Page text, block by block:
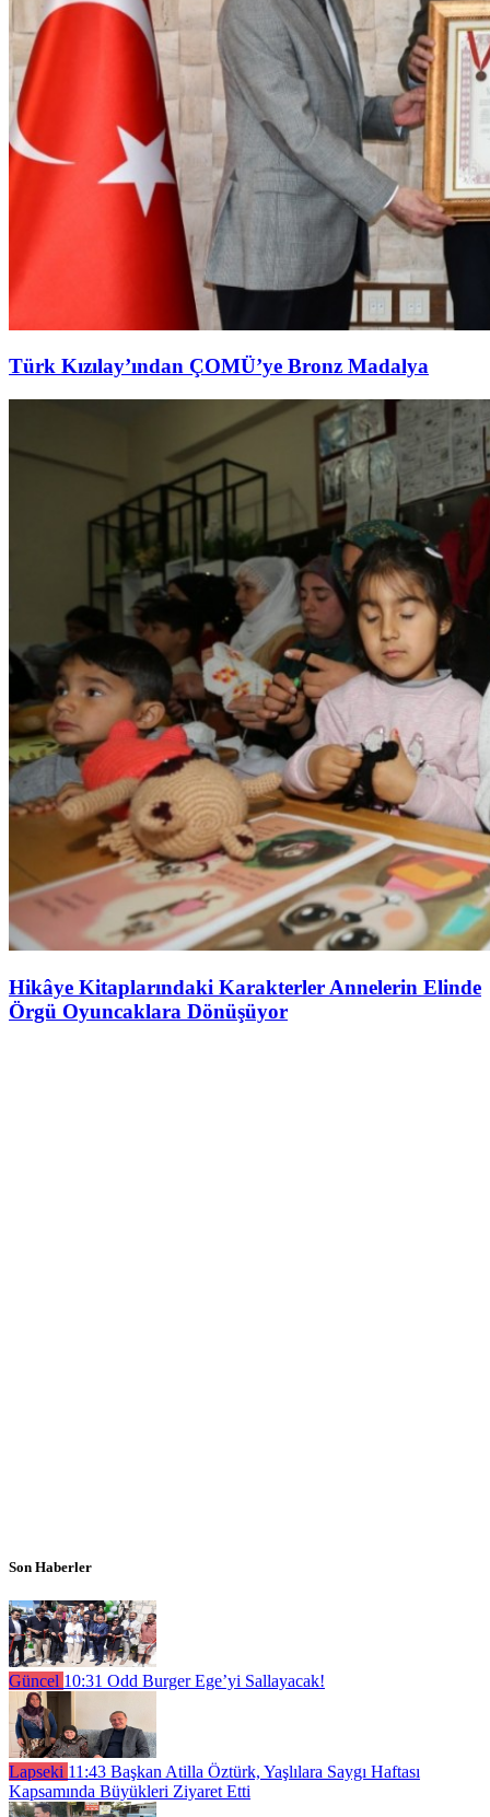
Türk Kızılay’ından ÇOMÜ’ye Bronz Madalya
Hikâye Kitaplarındaki Karakterler Annelerin Elinde
Örgü Oyuncaklara Dönüşüyor
Son Haberler
Güncel 10:31 Odd Burger Ege’yi Sallayacak!
Lapseki 11:43 Başkan Atilla Öztürk, Yaşlılara Saygı Haftası
Kapsamında Büyükleri Ziyaret Etti